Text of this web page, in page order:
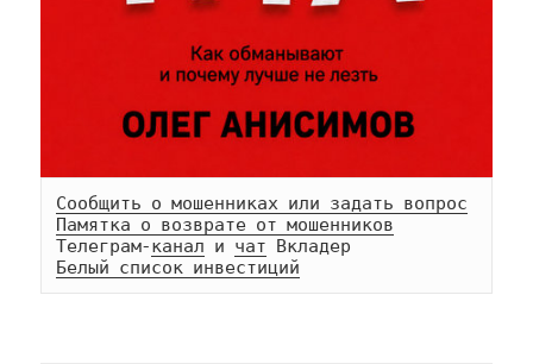
Сообщить о мошенниках или задать вопрос
Памятка о возврате от мошенников
Телеграм-канал и чат
Белый список инвестиций